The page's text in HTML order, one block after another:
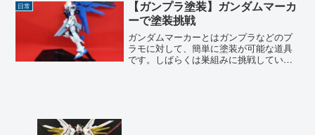
綺麗にクリア感が出るかな？...
日常
【ガンプラ塗装】ガンダムマーカ
ーで塗装挑戦
ガンダムマーカーとはガンプラなどのプ
ラモに対して、簡単に塗装が可能な道具
です。しばらくは巣組みに挑戦していた